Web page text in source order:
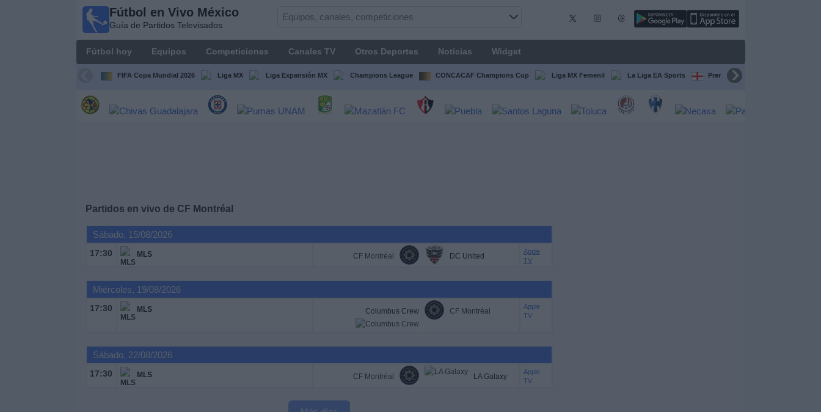
Fútbol en Vivo México
Guía de Partidos Televisados
Fútbol hoy Equipos Competiciones Canales TV Otros Deportes Noticias Widget
FIFA Copa Mundial 2026 Liga MX Liga Expansión MX Champions League CONCACAF Champions Cup Liga MX Femenil La Liga EA Sports Premier League
Partidos en vivo de CF Montréal
Sábado, 15/08/2026
17:30 MLS CF Montréal DC United
Apple
TV
Miércoles, 19/08/2026
17:30 MLS Columbus Crew CF Montréal
Apple
TV
Sábado, 22/08/2026
17:30 MLS CF Montréal LA Galaxy
Apple
TV